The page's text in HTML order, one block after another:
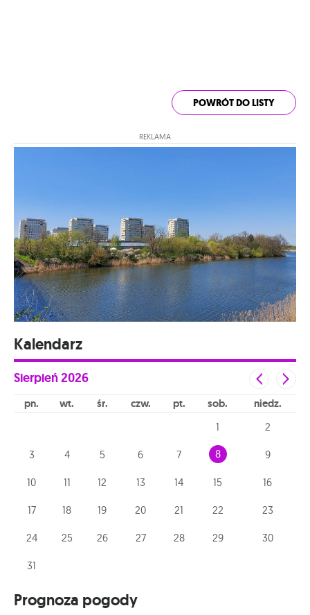
POWRÓT DO LISTY
REKLAMA
Kalendarz
Sierpień2026
pn wt śr czw pt sob niedz
1 2
3 4 5 6 7 8 9
10 11 12 13 14 15 16
17 18 19 20 21 22 23
24 25 26 27 28 29 30
31
Prognoza pogody